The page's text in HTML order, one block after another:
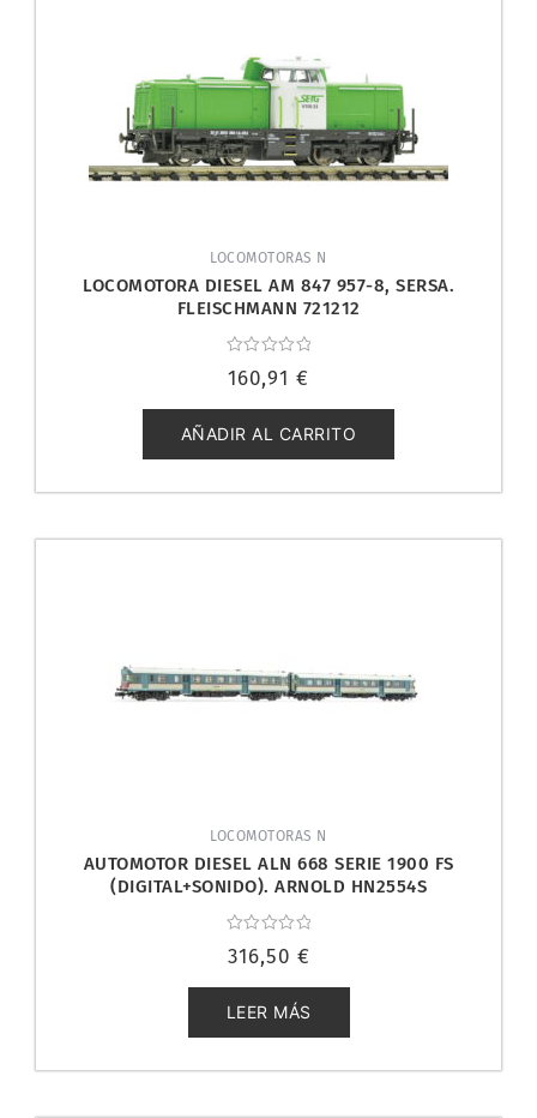
LOCOMOTORAS N
LOCOMOTORA DIESEL AM 847 957-8, SERSA.
FLEISCHMANN 721212
con
de
5
160,91 €
AÑADIR AL CARRITO
LOCOMOTORAS N
AUTOMOTOR DIESEL ALN 668 SERIE 1900 FS
(DIGITAL+SONIDO). ARNOLD HN2554S
con
de
5
316,50 €
LEER MÁS